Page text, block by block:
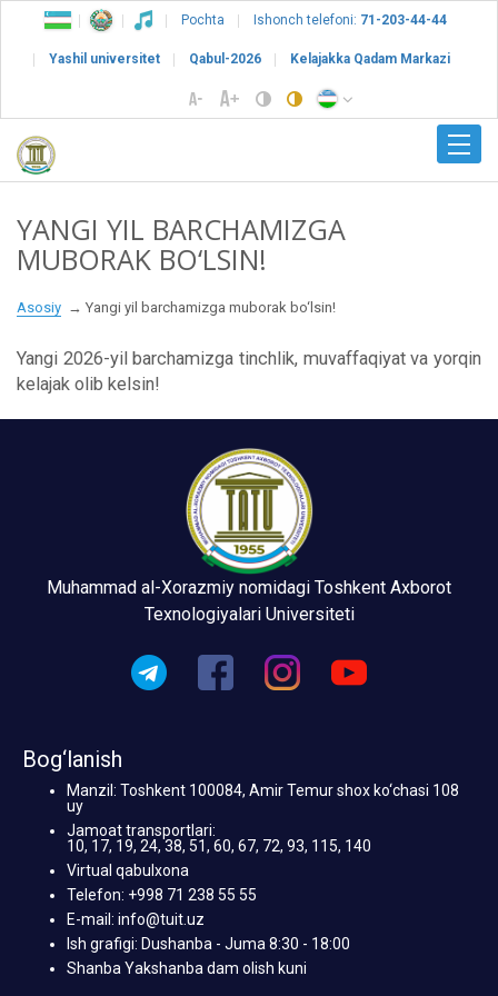
Pochta Ishonch telefoni: 71-203-44-44
Yashil universitet Qabul-2026 Kelajakka Qadam Markazi
YANGI YIL BARCHAMIZGA
MUBORAK BO‘LSIN!
Asosiy Yangi yil barchamizga muborak bo‘lsin!
Yangi 2026-yil barchamizga tinchlik, muvaffaqiyat va yorqin
kelajak olib kelsin!
Muhammad al-Xorazmiy nomidagi Toshkent Axborot
Texnologiyalari Universiteti
Bog‘lanish
Manzil: Toshkent 100084, Amir Temur shox ko‘chasi 108
uy
Jamoat transportlari:
10, 17, 19, 24, 38, 51, 60, 67, 72, 93, 115, 140
Virtual qabulxona
Telefon: +998 71 238 55 55
E-mail: info@tuit.uz
Ish grafigi: Dushanba - Juma 8:30 - 18:00
Shanba Yakshanba dam olish kuni